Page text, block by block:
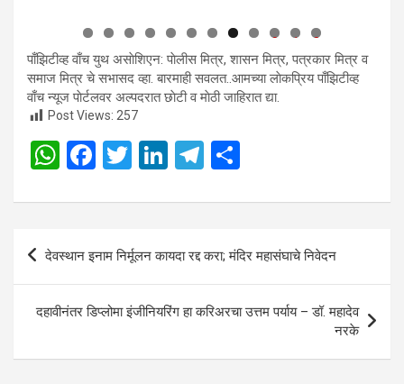
0 1
2
पाँझिटीव्ह वाँच युथ असाेशिएन: पाेलीस मित्र, शासन मित्र, पत्रकार मित्र व
समाज मित्र चे सभासद व्हा. बारमाही सवलत..आमच्या लाेकप्रिय पाँझिटीव्ह
वाँच न्यूज पाेर्टलवर अल्पदरात छाेटी व माेठी जाहिरात द्या.
Post Views: 257
W
at
A
p
p
F
ce
o
o
k
T
tt
er
Li
ke
n
T
e
a
m
ar
e
Post
navigation
देवस्थान इनाम निर्मूलन कायदा रद्द करा; मंदिर महासंघाचे निवेदन
दहावीनंतर डिप्लोमा इंजीनियरिंग हा करिअरचा उत्तम पर्याय – डॉ. महादेव
नरके